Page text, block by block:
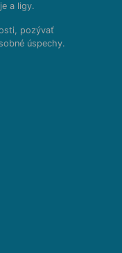
a ligy.
pozývať
úspechy.